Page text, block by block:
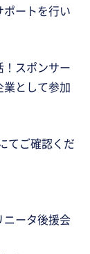
ートを行い
スポンサー
として参加
てご確認くだ
ータ後援会